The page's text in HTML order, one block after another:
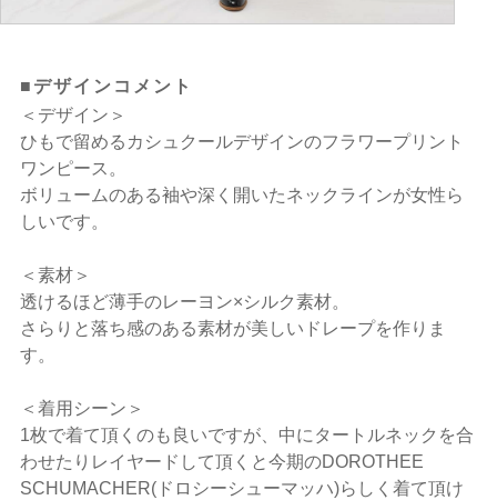
■デザインコメント
＜デザイン＞
ひもで留めるカシュクールデザインのフラワープリント
ワンピース。
ボリュームのある袖や深く開いたネックラインが女性ら
しいです。
＜素材＞
透けるほど薄手のレーヨン×シルク素材。
さらりと落ち感のある素材が美しいドレープを作りま
す。
＜着用シーン＞
1枚で着て頂くのも良いですが、中にタートルネックを合
わせたりレイヤードして頂くと今期のDOROTHEE
SCHUMACHER(ドロシーシューマッハ)らしく着て頂け